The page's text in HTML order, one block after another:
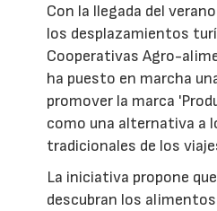
Con la llegada del
los desplazamientos
Cooperativas Agro-
ha puesto en marcha
promover la marca
como una alternativa a
tradicionales de los
La iniciativa propone
descubran los